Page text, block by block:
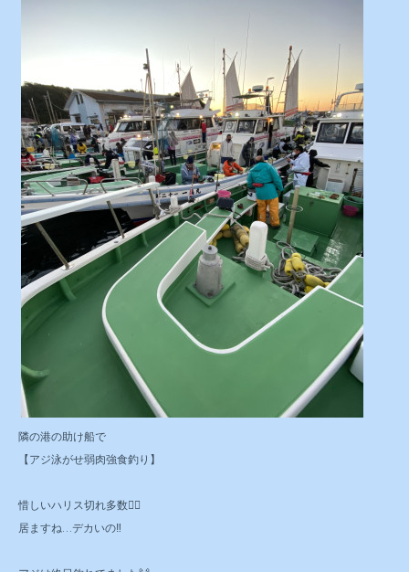
隣の港の助け船で
【アジ泳がせ弱肉強食釣り】
惜しいハリス切れ多数😵‍💫
居ますね…デカいの‼️